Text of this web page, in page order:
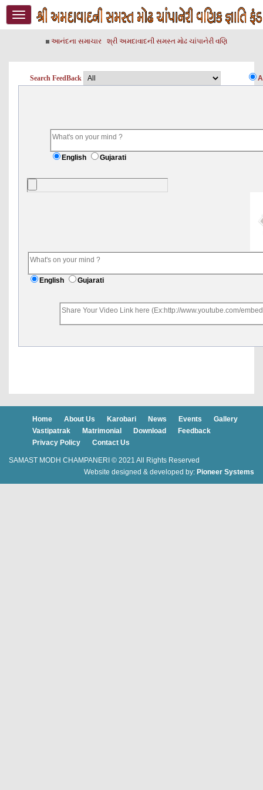
Toggle
navigation
આનંદના સમાચાર
શ્રી અમદાવાદની સમસ્ત મોઢ ચાંપાનેરી વણિક
Search FeedBack
English Gujarati
English Gujarati
Home About Us Karobari News Events
Gallery
Vastipatrak
Matrimonial Download
Feedback
Privacy Policy
Contact Us
SAMAST MODH CHAMPANERI © 2021 All Rights Reserved
Website designed & developed by: Pioneer Systems